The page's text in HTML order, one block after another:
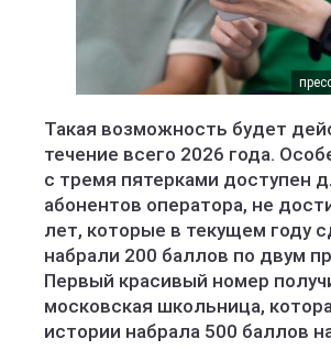
Такая возможность будет
течение всего 2026 года.
с тремя пятерками доступен
абонентов оператора, не
лет, которые в текущем году
набрали 200 баллов по двум
Первый красивый номер
московская школьница,
истории набрала 500 баллов